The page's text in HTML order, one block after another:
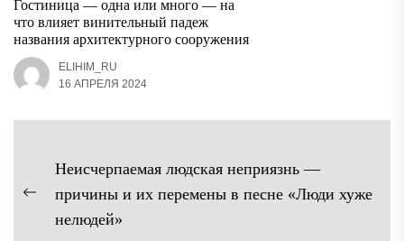
Гостиница — одна или много — на
что влияет винительный падеж
названия архитектурного сооружения
ELIHIM_RU
16 АПРЕЛЯ 2024
Навигация
по
записям
Предыдущая
запись:
Неисчерпаемая людская неприязнь —
причины и их перемены в песне «Люди хуже
нелюдей»